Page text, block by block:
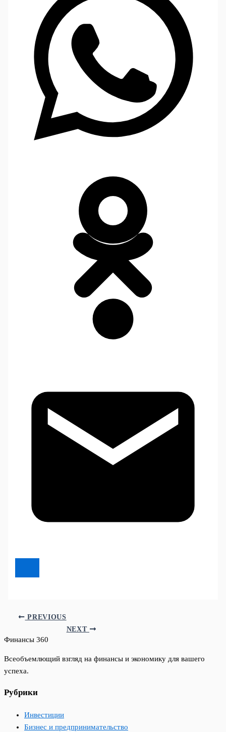
PREVIOUS
NEXT
Финансы 360
Всеобъемлющий взгляд на финансы и экономику для вашего
успеха.
Рубрики
Инвестиции
Бизнес и предпринимательство